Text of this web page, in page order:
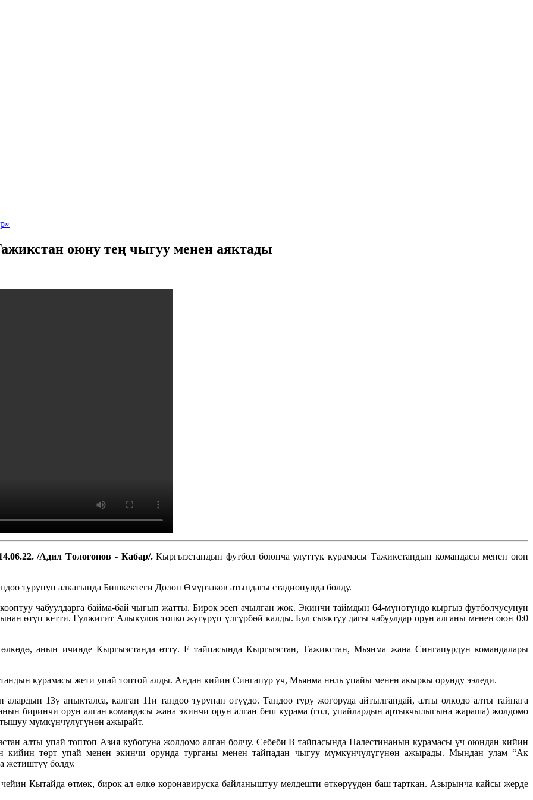
оюну тең чыгуу менен аяктады
/Адил Төлөгөнов - Кабар/.Кыргызстандын футбол боюнча улуттук курамасы Тажикстандын командасы менен оюн
турунун алкагында Бишкектеги Дөлөн Өмүрзаков атындагы стадионунда болду.
чабуулдарга байма-бай чыгып жатты. Бирок эсеп ачылган жок. Экинчи таймдын 64-мүнөтүндө кыргыз футболчусунун
өтүп кетти. Гүлжигит Алыкулов топко жүгүрүп үлгүрбөй калды. Бул сыяктуу дагы чабуулдар орун алганы менен оюн 0:0
анын ичинде Кыргызстанда өттү. F тайпасында Кыргызстан, Тажикстан, Мьянма жана Сингапурдун командалары
курамасы жети упай топтой алды. Андан кийин Сингапур үч, Мьянма нөль упайы менен акыркы орунду ээледи.
13ү аныкталса, калган 11и тандоо турунан өтүүдө. Тандоо туру жогоруда айтылгандай, алты өлкөдө алты тайпага
биринчи орун алган командасы жана экинчи орун алган беш курама (гол, упайлардын артыкчылыгына жараша) жолдомо
мүмкүнчүлүгүнөн ажырайт.
алты упай топтоп Азия кубогуна жолдомо алган болчу. Себеби B тайпасында Палестинанын курамасы үч оюндан кийин
төрт упай менен экинчи орунда турганы менен тайпадан чыгуу мүмкүнчүлүгүнөн ажырады. Мындан улам “Ак
жетиштүү болду.
Кытайда өтмөк, бирок ал өлкө коронавируска байланыштуу мелдешти өткөрүүдөн баш тарткан. Азырынча кайсы жерде